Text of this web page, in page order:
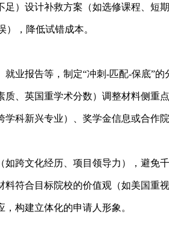
）设计补救方案（如选修课程、短
，降低试错成本。
业报告等，制定“冲刺-匹配-保底”的
、英国重学术分数）调整材料侧重点
科新兴专业）、奖学金信息或合作院
跨文化经历、项目领导力），避免千
符合目标院校的价值观（如美国重
构建立体化的申请人形象。